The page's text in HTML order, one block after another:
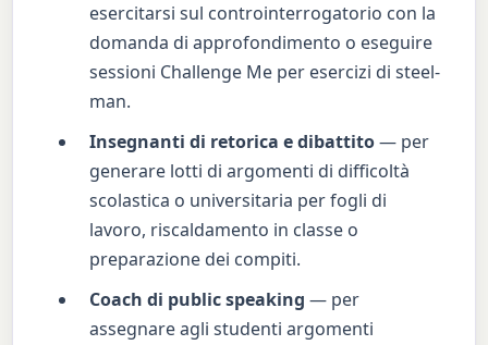
esercitarsi sul controinterrogatorio con la
domanda di approfondimento o eseguire
sessioni Challenge Me per esercizi di steel-
man.
Insegnanti di retorica e dibattito— per
generare lotti di argomenti di difficoltà
scolastica o universitaria per fogli di
lavoro, riscaldamento in classe o
preparazione dei compiti.
Coach di public speaking — per
assegnare agli studenti argomenti